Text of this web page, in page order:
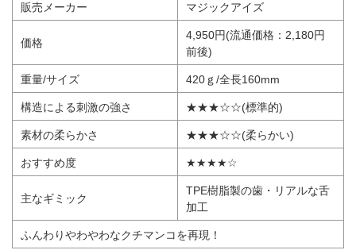
販売メーカー マジックアイズ
価格
4,950円(流通価格：2,180円
前後)
重量/サイズ 420ｇ/全長160mm
構造による刺激の強さ ★★★☆☆(標準的)
素材の柔らかさ ★★★☆☆(柔らかい)
おすすめ度 ★★★★☆
主なギミック
TPE樹脂製の歯・リアルな舌
加工
ふんわりやわやわなクチマンコを再現！